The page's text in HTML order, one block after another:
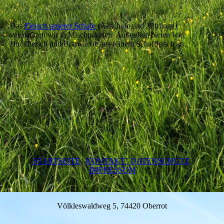
DasFleisch unserer Schafe(Altschafe und Jährlinge)
vermarkten wir in Mischpaketen. Außerdem bieten wir
Hackfleisch und Bratwürste aus reinem Schaffleisch an.
STARTSEITE|KONTAKT|DATEN­SCHUTZ|
IMPRESSUM
Völkleswaldweg 5, 74420 Oberrot